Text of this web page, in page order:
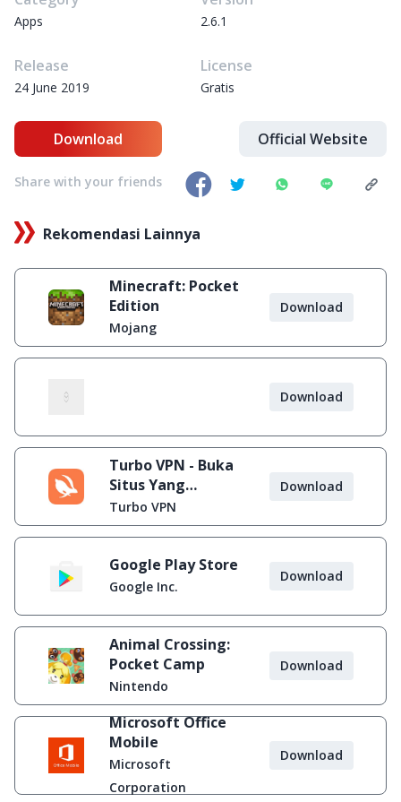
Apps 2.6.1
Release
24 June 2019
License
Gratis
Download Official Website
Share with your friends
Rekomendasi Lainnya
Minecraft: Pocket
Edition
Mojang
Download
Download
Turbo VPN - Buka
Situs Yang
Diblokir
Turbo VPN
Download
Google Play Store
Google Inc.
Download
Animal Crossing:
Pocket Camp
Nintendo
Download
Microsoft Office
Mobile
Microsoft
Corporation
Download